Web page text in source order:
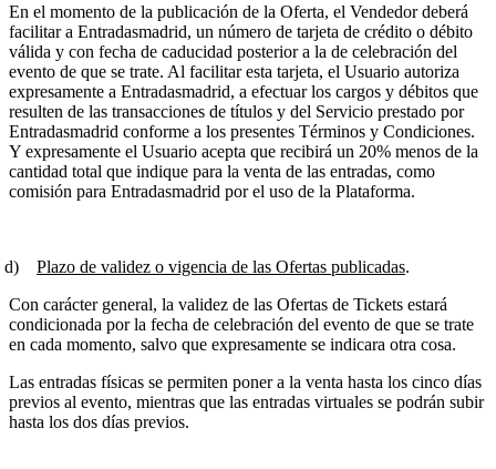
En el momento de la publicación de la Oferta, el Vendedor deberá
facilitar a Entradasmadrid, un número de tarjeta de crédito o débito
válida y con fecha de caducidad posterior a la de celebración del
evento de que se trate. Al facilitar esta tarjeta, el Usuario autoriza
expresamente a Entradasmadrid, a efectuar los cargos y débitos que
resulten de las transacciones de títulos y del Servicio prestado por
Entradasmadrid conforme a los presentes Términos y Condiciones.
Y expresamente el Usuario acepta que recibirá un 20% menos de la
cantidad total que indique para la venta de las entradas, como
comisión para Entradasmadrid por el uso de la Plataforma.
Plazo de validez o vigencia de las Ofertas publicadas.
Con carácter general, la validez de las Ofertas de Tickets estará
condicionada por la fecha de celebración del evento de que se trate
en cada momento, salvo que expresamente se indicara otra cosa.
Las entradas físicas se permiten poner a la venta hasta los cinco días
previos al evento, mientras que las entradas virtuales se podrán subir
hasta los dos días previos.